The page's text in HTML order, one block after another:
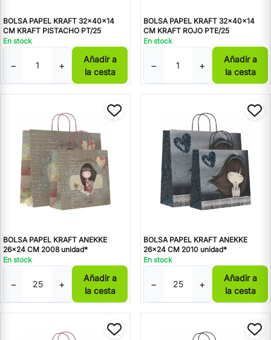
BOLSA PAPEL KRAFT 32x40x14
CM KRAFT PISTACHO PT/25
En stock
− +
Añadir a
la cesta
BOLSA PAPEL KRAFT 32x40x14
CM KRAFT ROJO PTE/25
En stock
− +
Añadir a
la cesta
BOLSA PAPEL KRAFT ANEKKE
26x24 CM 2008 unidad*
En stock
− +
Añadir a
la cesta
BOLSA PAPEL KRAFT ANEKKE
26x24 CM 2010 unidad*
En stock
− +
Añadir a
la cesta